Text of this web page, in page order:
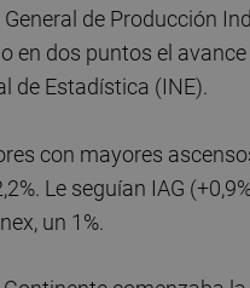
de Producción
en dos puntos el
de Estadística (INE).
con mayores
Le seguían IAG
un 1%.